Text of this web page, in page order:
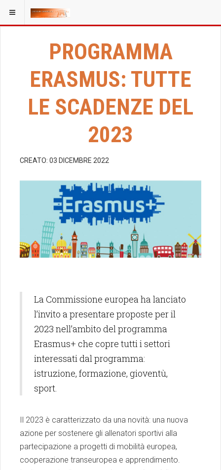
PROGRAMMA
ERASMUS: TUTTE
LE SCADENZE DEL
2023
CREATO: 03 DICEMBRE 2022
La Commissione europea ha lanciato
l’invito a presentare proposte per il
2023 nell’ambito del programma
Erasmus+ che copre tutti i settori
interessati dal programma:
istruzione, formazione, gioventù,
sport.
Il 2023 è caratterizzato da una novità: una nuova
azione per sostenere gli allenatori sportivi alla
partecipazione a progetti di mobilità europea,
cooperazione transeuropea e apprendimento.